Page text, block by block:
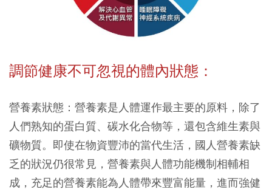
調節健康不可忽視的體內狀態：
營養素狀態：營養素是人體運作最主要的原料，除了
人們熟知的蛋白質、碳水化合物等，還包含維生素與
礦物質。即使在物資豐沛的當代生活，國人營養素缺
乏的狀況仍很常見，營養素與人體功能機制相輔相
成，充足的營養素能為人體帶來豐富能量，進而強健